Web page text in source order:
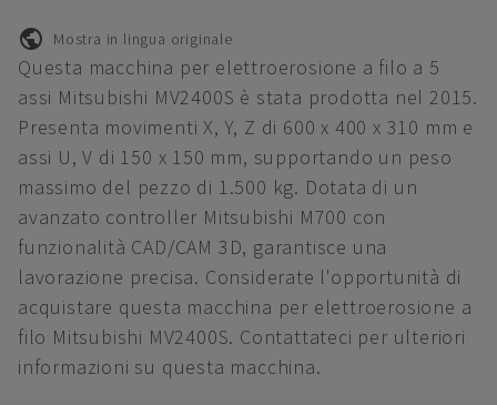
Mostra in lingua originale
Questa macchina per elettroerosione a filo a 5
assi Mitsubishi MV2400S è stata prodotta nel 2015.
Presenta movimenti X, Y, Z di 600 x 400 x 310 mm e
assi U, V di 150 x 150 mm, supportando un peso
massimo del pezzo di 1.500 kg. Dotata di un
avanzato controller Mitsubishi M700 con
funzionalità CAD/CAM 3D, garantisce una
lavorazione precisa. Considerate l'opportunità di
acquistare questa macchina per elettroerosione a
filo Mitsubishi MV2400S. Contattateci per ulteriori
informazioni su questa macchina.